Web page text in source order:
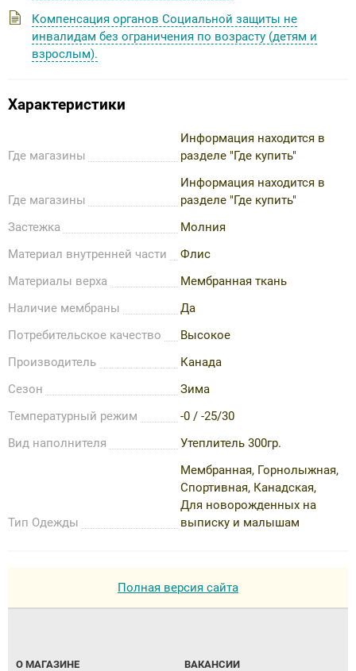
Компенсация органов Социальной защиты не
инвалидам без ограничения по возрасту (детям и
взрослым).
Характеристики
Где магазины
Информация находится в
разделе "Где купить"
Где магазины
Информация находится в
разделе "Где купить"
Застежка
Молния
Материал внутренней части
Флис
Материалы верха
Мембранная ткань
Наличие мембраны
Да
Потребительское качество
Высокое
Производитель
Канада
Сезон
Зима
Температурный режим
-0 / -25/30
Вид наполнителя
Утеплитель 300гр.
Тип Одежды
Мембранная, Горнолыжная,
Спортивная, Канадская,
Для новорожденных на
выписку и малышам
Полная версия сайта
О МАГАЗИНЕ ВАКАНСИИ